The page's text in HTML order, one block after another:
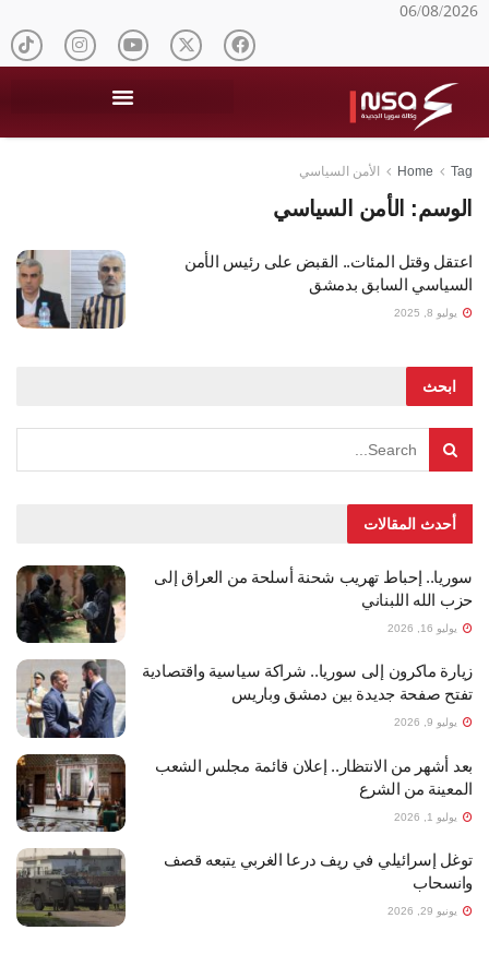
06/08/2026
Home Tag الأمن السياسي
الوسم: الأمن السياسي
اعتقل وقتل المئات.. القبض على رئيس الأمن
السياسي السابق بدمشق
يوليو 8, 2025
ابحث
أحدث المقالات
سوريا.. إحباط تهريب شحنة أسلحة من العراق إلى
حزب الله اللبناني
يوليو 16, 2026
زيارة ماكرون إلى سوريا.. شراكة سياسية واقتصادية
تفتح صفحة جديدة بين دمشق وباريس
يوليو 9, 2026
بعد أشهر من الانتظار.. إعلان قائمة مجلس الشعب
المعينة من الشرع
يوليو 1, 2026
توغل إسرائيلي في ريف درعا الغربي يتبعه قصف
وانسحاب
يونيو 29, 2026